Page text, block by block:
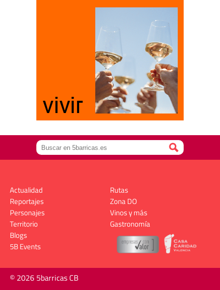
Actualidad
Reportajes
Personajes
Territorio
Rutas
Zona DO
Vinos y más
Gastronomía
Blogs
5B Events
© 2026 5barricas CB